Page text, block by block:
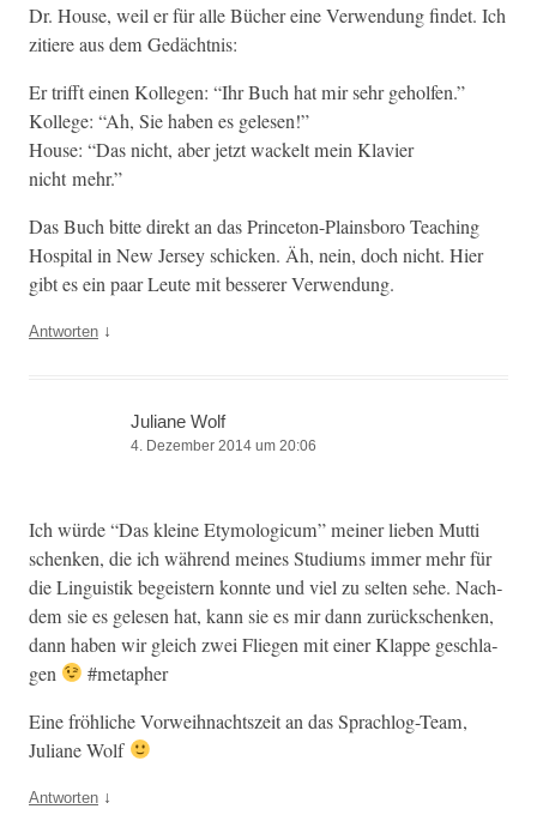
Dr. House, weil er für alle Büch­er eine Ver­wen­dung find­et. Ich
zitiere aus dem Gedächtnis:
Er trifft einen Kol­le­gen: “Ihr Buch hat mir sehr geholfen.”
Kol­lege: “Ah, Sie haben es gelesen!”
House: “Das nicht, aber jet­zt wack­elt mein Klavier
nicht mehr.”
Das Buch bitte direkt an das Prince­ton-Plains­boro Teach­ing
Hos­pi­tal in New Jer­sey schick­en. Äh, nein, doch nicht. Hier
gibt es ein paar Leute mit besser­er Verwendung.
Antworten ↓
Juliane Wolf
4. Dezember 2014 um 20:06
Ich würde “Das kleine Ety­mo­log­icum” mein­er lieben Mut­ti
schenken, die ich während meines Studi­ums immer mehr für
die Lin­guis­tik begeis­tern kon­nte und viel zu sel­ten sehe. Nach­
dem sie es gele­sen hat, kann sie es mir dann zurückschenken,
dann haben wir gle­ich zwei Fliegen mit ein­er Klappe geschla­
gen
#meta­pher
Eine fröh­liche Vor­wei­h­nacht­szeit an das Sprachlog-Team,
Juliane Wolf
Antworten ↓